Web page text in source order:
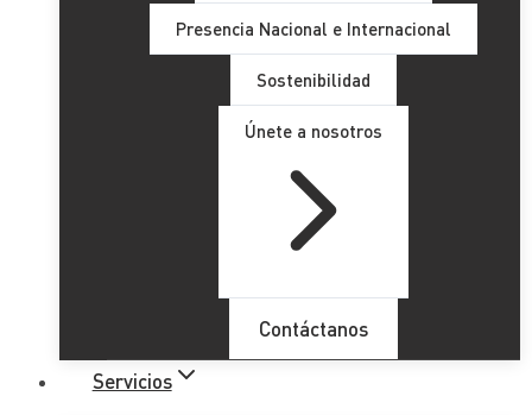
Presencia Nacional e Internacional
Sostenibilidad
Únete a nosotros
Contáctanos
Servicios